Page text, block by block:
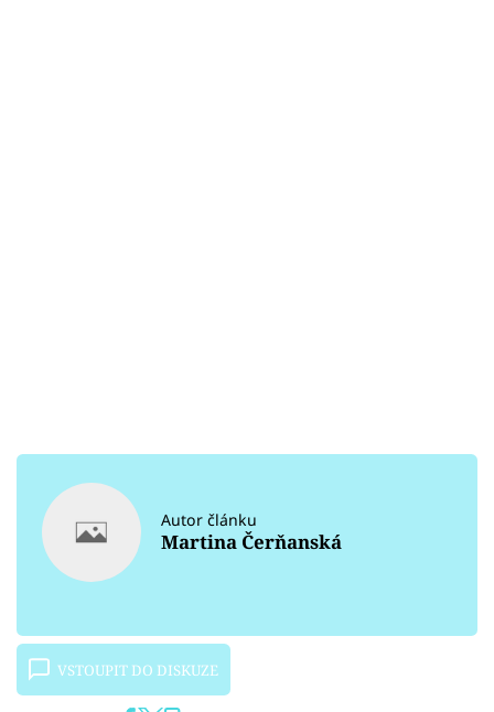
Autor článku
Martina Čerňanská
VSTOUPIT DO DISKUZE